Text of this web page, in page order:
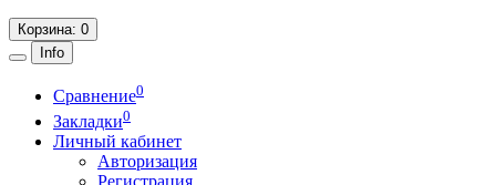
Корзина: 0
Info
Сравнение0
Закладки0
Личный кабинет
Авторизация
Регистрация